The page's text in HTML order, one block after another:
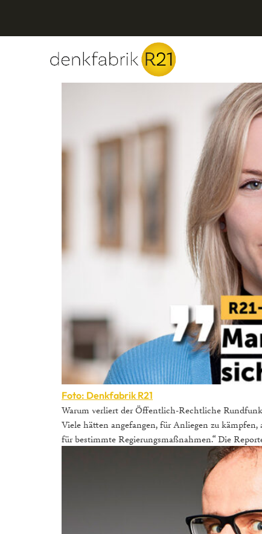
Foto: Denkfabrik R21
Warum verliert der Öffentlich-Rechtliche Rundfunk
Viele hätten angefangen, für Anliegen zu
für bestimmte Regierungsmaßnahmen.“ Die